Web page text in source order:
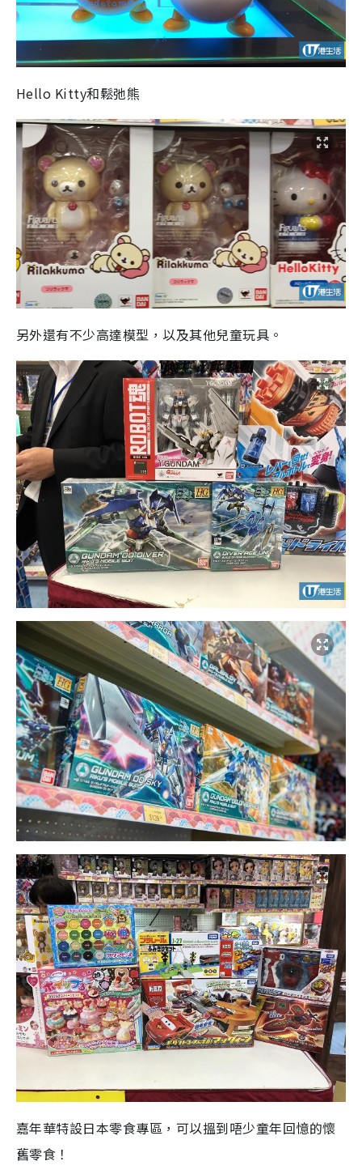
Hello Kitty和鬆弛熊
另外還有不少高達模型，以及其他兒童玩具。
嘉年華特設日本零食專區，可以搵到唔少童年回憶的懷
舊零食！